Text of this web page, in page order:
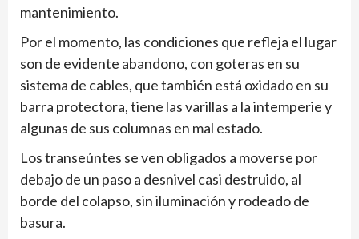
mantenimiento.
Por el momento, las condiciones que refleja el lugar
son de evidente abandono, con goteras en su
sistema de cables, que también está oxidado en su
barra protectora, tiene las varillas a la intemperie y
algunas de sus columnas en mal estado.
Los transeúntes se ven obligados a moverse por
debajo de un paso a desnivel casi destruido, al
borde del colapso, sin iluminación y rodeado de
basura.